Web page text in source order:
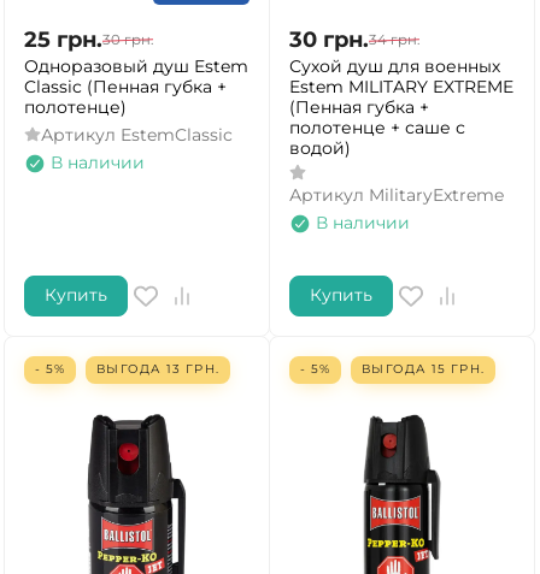
25 грн.30 грн.
Одноразовый душ Estem
Classic (Пенная губка +
полотенце)
Артикул EstemClassic
В наличии
Купить
30 грн.34 грн.
Сухой душ для военных
Estem MILITARY EXTREME
(Пенная губка +
полотенце + саше с
водой)
Артикул MilitaryExtreme
В наличии
Купить
- 5% ВЫГОДА 13 ГРН. - 5% ВЫГОДА 15 ГРН.